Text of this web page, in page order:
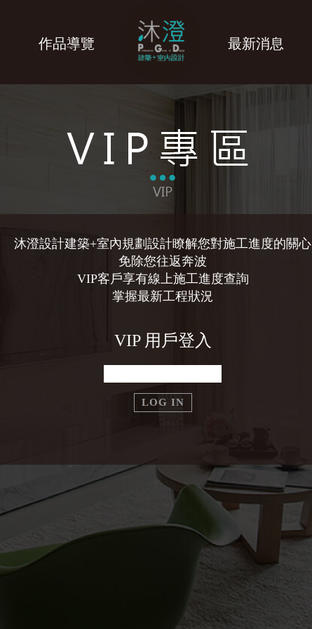
作品導覽 最新消息
沐澄設計建築+室內規劃設計瞭解您對施工進度的關心
免除您往返奔波
VIP客戶享有線上施工進度查詢
掌握最新工程狀況
VIP 用戶登入
LOG IN